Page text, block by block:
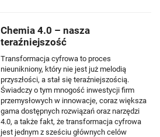
Chemia 4.0 – nasza
teraźniejszość
Transformacja cyfrowa to proces
nieunikniony, który nie jest już melodią
przyszłości, a stał się teraźniejszością.
Świadczy o tym mnogość inwestycji firm
przemysłowych w innowacje, coraz większa
gama dostępnych rozwiązań oraz narzędzi
4.0, a także fakt, że transformacja cyfrowa
jest jednym z sześciu głównych celów